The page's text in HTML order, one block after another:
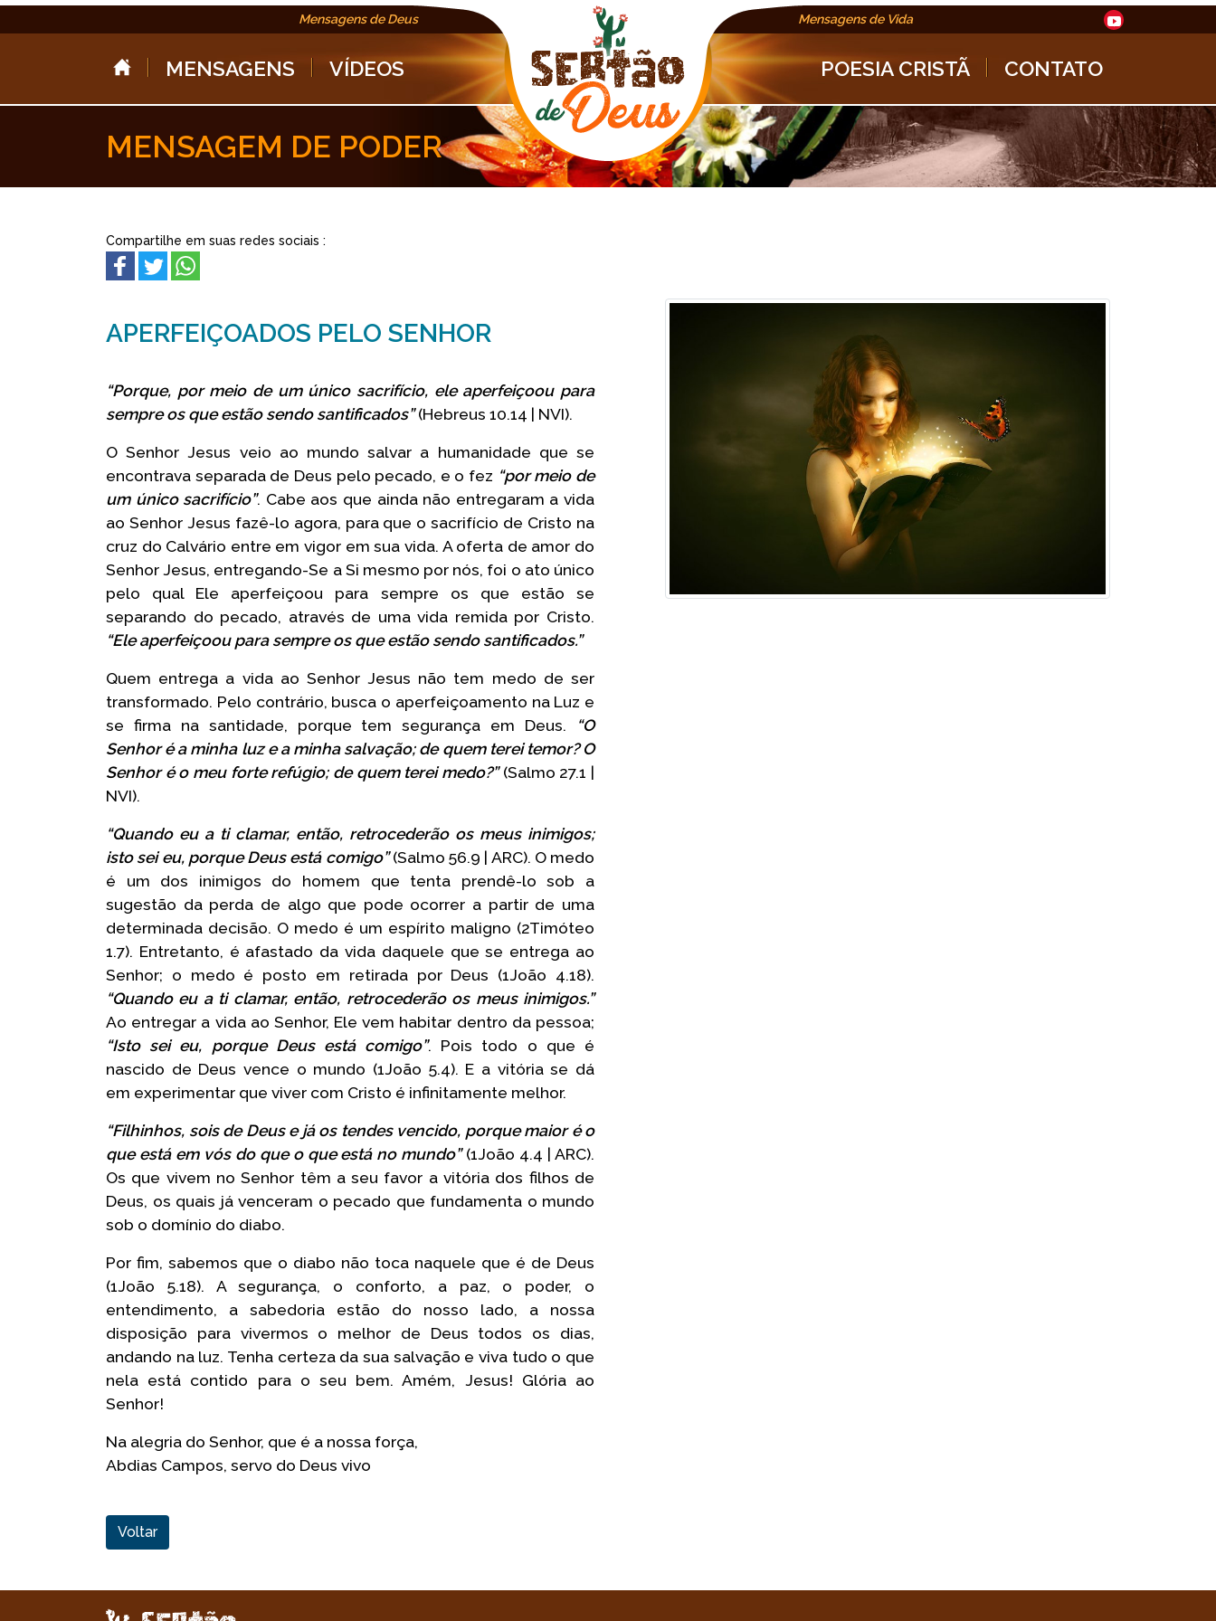
Mensagens de Deus Mensagens de Vida
MENSAGENS VÍDEOS POESIA CRISTÃ CONTATO
MENSAGEM DE PODER
Compartilhe em suas redes sociais :
APERFEIÇOADOS PELO SENHOR
“Porque, por meio de um único sacrifício, ele aperfeiçoou para
sempre os que estão sendo santificados”(Hebreus 10.14 | NVI).
O Senhor Jesus veio ao mundo salvar a humanidade que se
encontrava separada de Deus pelo pecado, e o fez “por meio de
um único sacrifício”. Cabe aos que ainda não entregaram a vida
ao Senhor Jesus fazê-lo agora, para que o sacrifício de Cristo na
cruz do Calvário entre em vigor em sua vida. A oferta de amor do
Senhor Jesus, entregando-Se a Si mesmo por nós, foi o ato único
pelo qual Ele aperfeiçoou para sempre os que estão se
separando do pecado, através de uma vida remida por Cristo.
“Ele aperfeiçoou para sempre os que estão sendo santificados.”
Quem entrega a vida ao Senhor Jesus não tem medo de ser
transformado. Pelo contrário, busca o aperfeiçoamento na Luz e
se firma na santidade, porque tem segurança em Deus.
“O
Senhor é a minha luz e a minha salvação; de quem terei temor? O
Senhor é o meu forte refúgio; de quem terei medo?”(Salmo 27.1 |
NVI).
“Quando eu a ti clamar, então, retrocederão os meus inimigos;
isto sei eu, porque Deus está comigo”(Salmo 56.9 | ARC). O medo
é um dos inimigos do homem que tenta prendê-lo sob a
sugestão da perda de algo que pode ocorrer a partir de uma
determinada decisão. O medo é um espírito maligno (2Timóteo
1.7). Entretanto, é afastado da vida daquele que se entrega ao
Senhor; o medo é posto em retirada por Deus (1João 4.18).
“Quando eu a ti clamar, então, retrocederão os meus inimigos.”
Ao entregar a vida ao Senhor, Ele vem habitar dentro da pessoa;
“Isto sei eu, porque Deus está comigo”. Pois todo o que é
nascido de Deus vence o mundo (1João 5.4). E a vitória se dá
em experimentar que viver com Cristo é infinitamente melhor.
“Filhinhos, sois de Deus e já os tendes vencido, porque maior é o
que está em vós do que o que está no mundo”(1João 4.4 | ARC).
Os que vivem no Senhor têm a seu favor a vitória dos filhos de
Deus, os quais já venceram o pecado que fundamenta o mundo
sob o domínio do diabo.
Por fim, sabemos que o diabo não toca naquele que é de Deus
(1João 5.18). A segurança, o conforto, a paz, o poder, o
entendimento, a sabedoria estão do nosso lado, a nossa
disposição para vivermos o melhor de Deus todos os dias,
andando na luz. Tenha certeza da sua salvação e viva tudo o que
nela está contido para o seu bem. Amém, Jesus! Glória ao
Senhor!
Na alegria do Senhor, que é a nossa força,
Abdias Campos, servo do Deus vivo
Voltar